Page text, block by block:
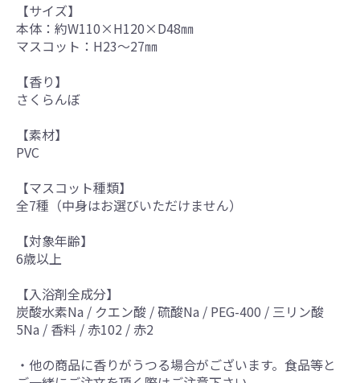
【サイズ】
本体：約W110×H120×D48㎜
マスコット：H23～27㎜
【香り】
さくらんぼ
【素材】
PVC
【マスコット種類】
全7種（中身はお選びいただけません）
【対象年齢】
6歳以上
【入浴剤全成分】
炭酸水素Na / クエン酸 / 硫酸Na / PEG-400 / 三リン酸
5Na / 香料 / 赤102 / 赤2
・他の商品に香りがうつる場合がございます。食品等と